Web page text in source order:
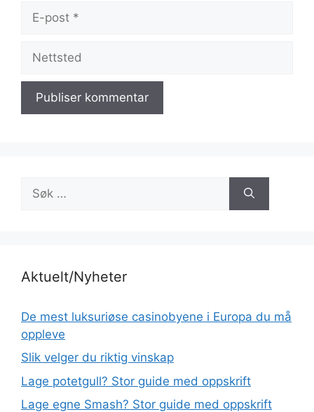
post
etter:
Aktuelt/Nyheter
De mest luksuriøse casinobyene i Europa du må
oppleve
Slik velger du riktig vinskap
Lage potetgull? Stor guide med oppskrift
Lage egne Smash? Stor guide med oppskrift